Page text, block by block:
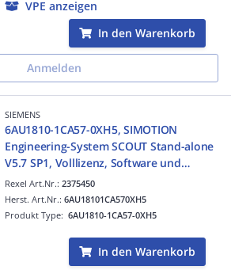
VPE anzeigen
In den Warenkorb
Anmelden
SIEMENS
6AU1810-1CA57-0XH5, SIMOTION
Engineering-System SCOUT Stand-alone
V5.7 SP1, Volllizenz, Software und
License Key Download, Floating-License
für 1 User - - Warenempfäng...
Rexel Art.Nr.: 2375450
Produkt Type: 6AU1810-1CA57-0XH5
Herst. Art.Nr.: 6AU18101CA570XH5
In den Warenkorb